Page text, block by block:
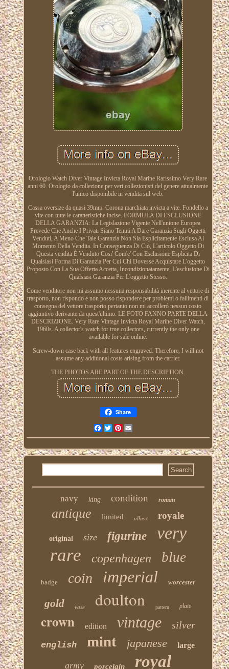
Orologio Watch Diver Vintage Invicta Royal Marine Rarissimo Very Rare
anni 60. Orologio da collezione per veri collezionisti del genere attualmente
l'unico disponibile in vendita sul web.
Cassa oversize da quasi 39mm. Corona marchiata invicta a vite. Fondello a
vite con tutte le caratteristiche incise. FORMULA DI ESCLUSIONE
DELLA GARANZIA: La Legislazione Vigente Nell'unione Europea
Prevede Che Anche I Privati Siano Tenuti A Dare Garanzia Sugli Oggetti
Venduti, A Meno Che Tale Garanzia Non Sia Esplicitamente Esclusa Al
Momento Della Vendita. In Conseguenza Di Ciò, L'articolo Oggetto Di
Questa vendita È Venduto Cosi' Com'e' Con Esclusione Esplicita Di
Qualsiasi Forma Di Garanzia Per Cui Chi Dovesse Acquistare L'oggetto
Proposto Con La Sua Offerta Accetta, Incondizionatamente, L'esclusione Di
Qualsiasi Garanzia Per L'oggetto Stesso.
Come venditore non mi assumo nessuna responsabilità inerente al vettore di
trasporto, non rispondo e non posso rispondere per problemi o fallimenti di
consegna del vettore trasporto pertanto non mi accolleró nessun costo
aggiuntivo derivante da quest'ultimo. LE FOTO FANNO PARTE DELLA
DESCRIZIONE. Very Rare Vintage Invicta Royal Marine Diver Watch,
1960s. A collector's watch for true collectors, currently the only one
available for sale online.
Screw-down case back with all features engraved. Therefore, I will not
assume any additional costs arising from the carrier.
THE PHOTOS ARE PART OF THE DESCRIPTION.
Share
FacebookTwitterPinterest
navy king condition roman
antique limited albert royale
original size figurine very
rare copenhagen blue
badge coin imperial worcester
gold vase doulton pattern plate
crown edition vintage silver
english mint japanese large
army porcelain royal